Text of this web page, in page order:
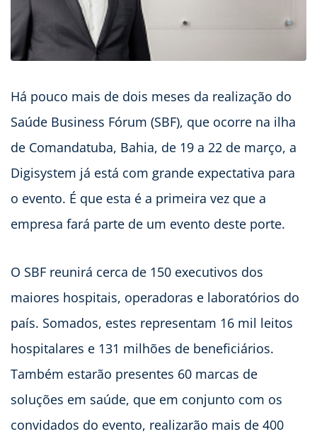
Há pouco mais de dois meses da realização do
Saúde Business Fórum (SBF), que ocorre na ilha
de Comandatuba, Bahia, de 19 a 22 de março, a
Digisystem já está com grande expectativa para
o evento. É que esta é a primeira vez que a
empresa fará parte de um evento deste porte.
O SBF reunirá cerca de 150 executivos dos
maiores hospitais, operadoras e laboratórios do
país. Somados, estes representam 16 mil leitos
hospitalares e 131 milhões de beneficiários.
Também estarão presentes 60 marcas de
soluções em saúde, que em conjunto com os
convidados do evento, realizarão mais de 400